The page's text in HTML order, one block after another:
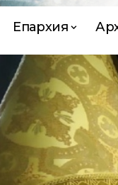
Епархия